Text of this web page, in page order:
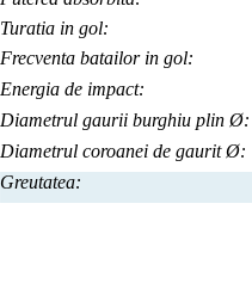
Turatia in gol:
Frecventa batailor in gol:
Energia de impact:
Diametrul gaurii burghiu plin Ø:
Diametrul coroanei de gaurit Ø:
Greutatea: